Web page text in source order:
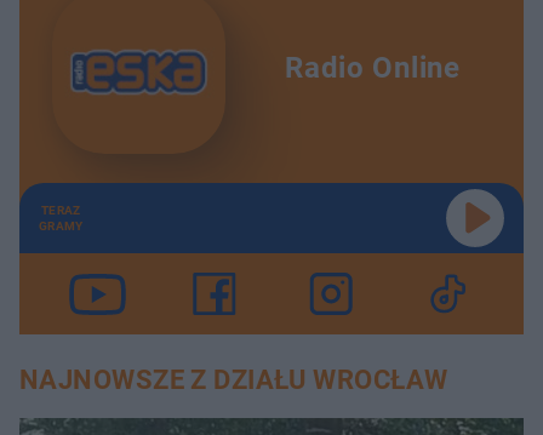
Radio Online
TERAZ
GRAMY
NAJNOWSZE Z DZIAŁU WROCŁAW